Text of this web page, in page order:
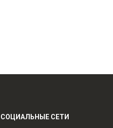
СОЦИАЛЬНЫЕ СЕТИ